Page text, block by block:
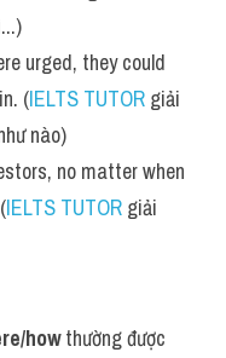
urged, they could
(IELTS TUTOR giải
nào)
no matter when
IELTS TUTOR giải
how thường được